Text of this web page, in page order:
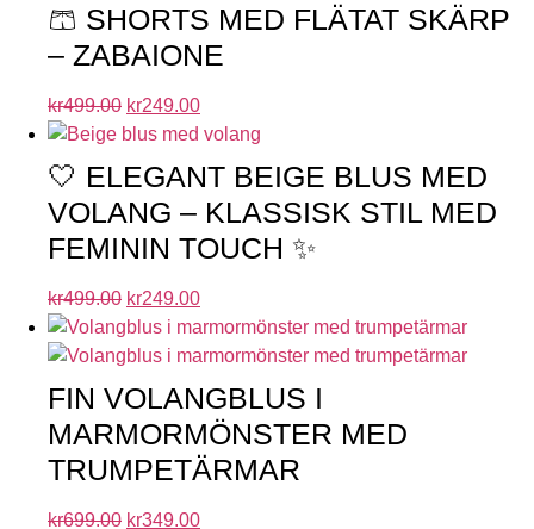
🩳 SHORTS MED FLÄTAT SKÄRP
– ZABAIONE
kr499.00 kr249.00
🤍 ELEGANT BEIGE BLUS MED
VOLANG – KLASSISK STIL MED
FEMININ TOUCH ✨
kr499.00 kr249.00
FIN VOLANGBLUS I
MARMORMÖNSTER MED
TRUMPETÄRMAR
kr699.00 kr349.00